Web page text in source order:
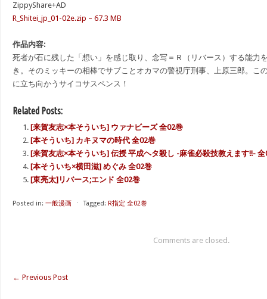
ZippyShare+AD
R_Shitei_jp_01-02e.zip – 67.3 MB
作品内容:
死者が石に残した「想い」を感じ取り、念写＝Ｒ（リバース）する能力
き。そのミッキーの相棒でサブことオカマの警視庁刑事、上原三郎。こ
に立ち向かうサイコサスペンス！
Related Posts:
[来賀友志×本そういち] ウァナビーズ 全02巻
[本そういち] カキヌマの時代 全02巻
[来賀友志×本そういち] 伝授 平成ヘタ殺し -麻雀必殺技教えます!!- 全
[本そういち×横田滋] めぐみ 全02巻
[東亮太]リバース;エンド 全02巻
Posted in: 一般漫画 ⋅ Tagged: R指定 全02巻
Comments are closed.
← Previous Post